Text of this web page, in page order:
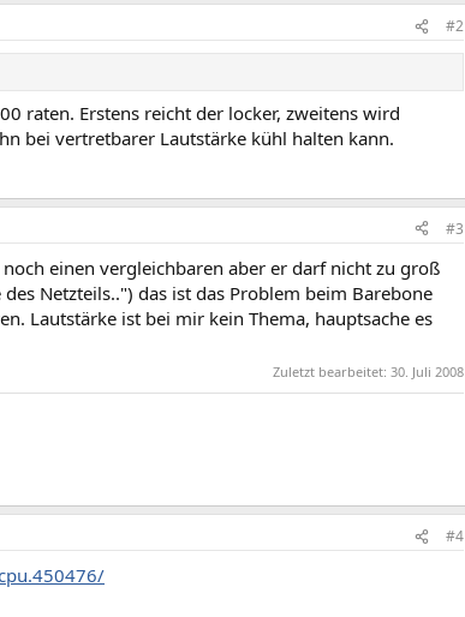
#2
raten. Erstens reicht der locker, zweitens wird
bei vertretbarer Lautstärke kühl halten kann.
#3
einen vergleichbaren aber er darf nicht zu groß
Netzteils..") das ist das Problem beim Barebone
Lautstärke ist bei mir kein Thema, hauptsache es
Zuletzt bearbeitet: 30. Juli 2008
#4